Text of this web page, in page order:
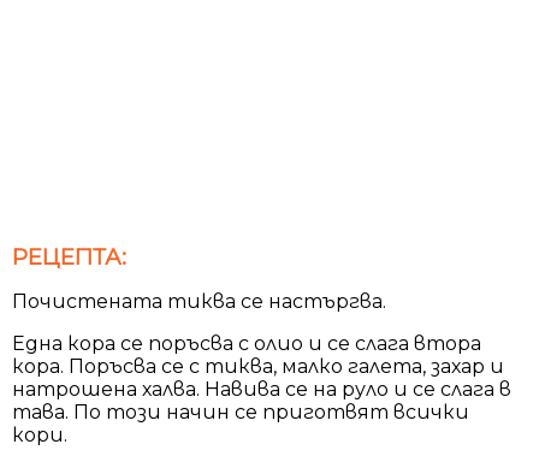
РЕЦЕПТА:
Почистената тиква се настъргва.
Една кора се поръсва с олио и се слага втора
кора. Поръсва се с тиква, малко галета, захар и
натрошена халва. Навива се на руло и се слага в
тава. По този начин се приготвят всички
кори.